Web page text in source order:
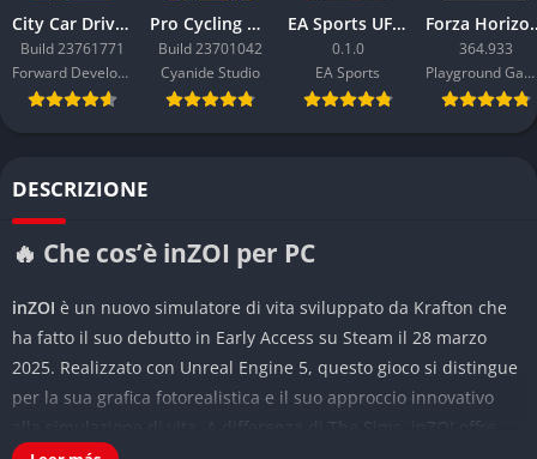
City Car Driving 2.0
Build 23761771
Forward Development
Pro Cycling Manager 26
Build 23701042
Cyanide Studio
EA Sports UFC 6
0.1.0
EA Sports
364.933
Playground Games
DESCRIZIONE
🔥 Che cos’è inZOI per PC
inZOI è un nuovo simulatore di vita sviluppato da Krafton che
ha fatto il suo debutto in Early Access su Steam il 28 marzo
2025. Realizzato con Unreal Engine 5, questo gioco si distingue
per la sua grafica fotorealistica e il suo approccio innovativo
alla simulazione di vita. A differenza di The Sims, inZOI offre